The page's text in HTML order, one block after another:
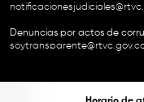
Denuncias por actos de